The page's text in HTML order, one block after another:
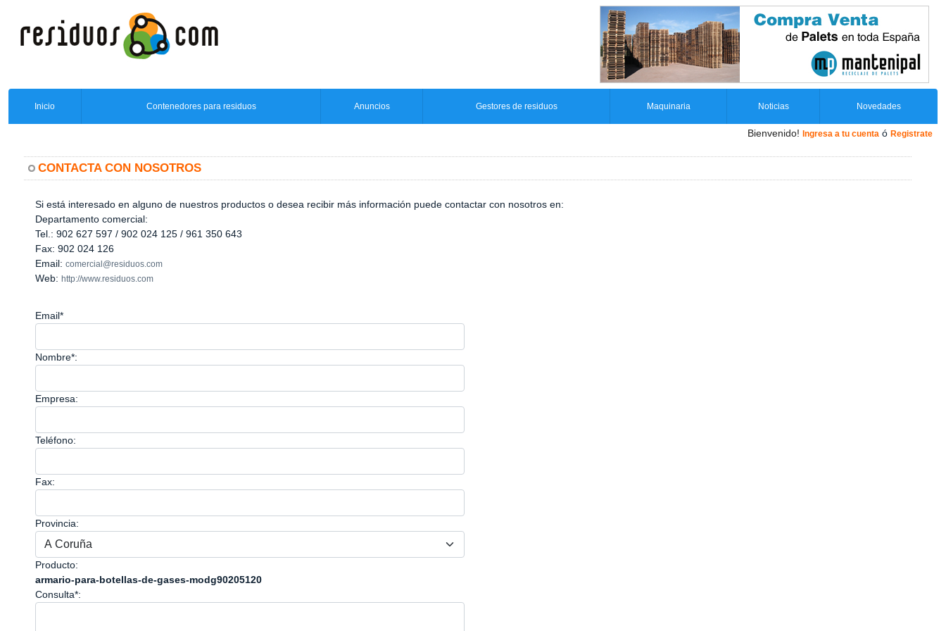
Inicio Contenedores para residuos Anuncios Gestores de residuos Maquinaria Noticias Novedades
Bienvenido! Ingresa a tu cuenta ó Registrate
CONTACTA CON NOSOTROS
Si está interesado en alguno de nuestros productos o desea recibir más información puede contactar con nosotros en:
Departamento comercial:
Tel.: 902 627 597 / 902 024 125 / 961 350 643
Fax: 902 024 126
Email: comercial@residuos.com
Web: http://www.residuos.com
Email*
Nombre*:
Empresa:
Teléfono:
Fax:
Provincia:
Producto:
armario-para-botellas-de-gases-modg90205120
Consulta*: